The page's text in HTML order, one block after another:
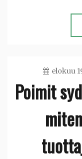
elokuu
Poimit